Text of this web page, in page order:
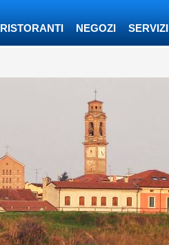
RISTORANTI NEGOZI SERVIZI